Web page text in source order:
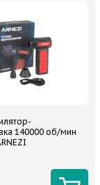
140000 об/мин